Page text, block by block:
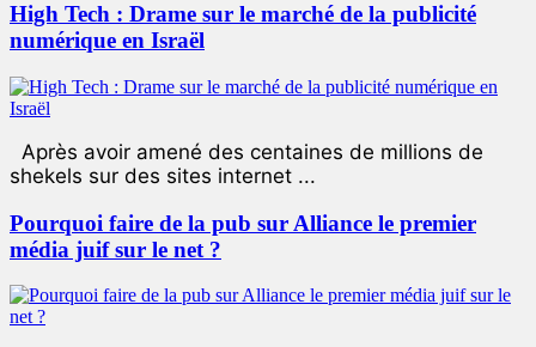
High Tech : Drame sur le marché de la publicité
numérique en Israël
Après avoir amené des centaines de millions de
shekels sur des sites internet ...
Pourquoi faire de la pub sur Alliance le premier
média juif sur le net ?